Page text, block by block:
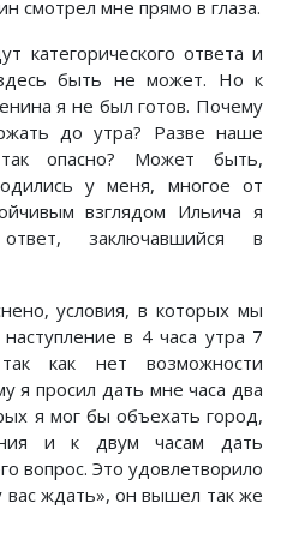
смотрел мне прямо в глаза.
категорического ответа и
быть не может. Но к
я не был готов. Почему
до утра? Разве наше
опасно? Может быть,
у меня, многое от
взглядом Ильича я
заключавшийся в
условия, в которых мы
в 4 часа утра 7
как нет возможности
я просил дать мне часа два
я мог бы объехать город,
и к двум часам дать
вопрос. Это удовлетворило
вас ждать», он вышел так же